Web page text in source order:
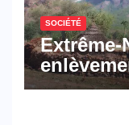
SOCIÉTÉ
Extrême-
308